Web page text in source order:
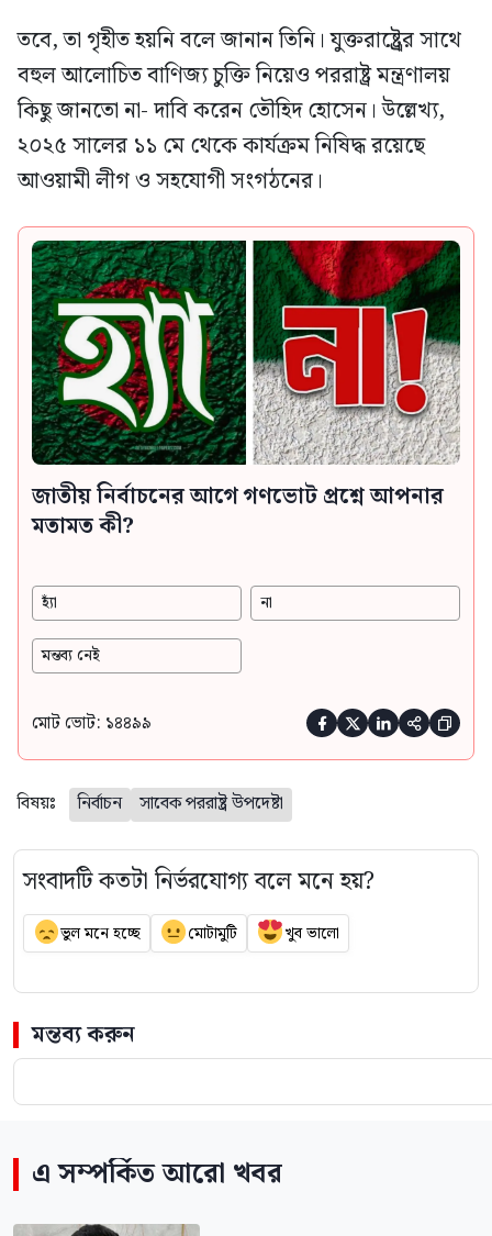
তবে, তা গৃহীত হয়নি বলে জানান তিনি। যুক্তরাষ্ট্র্রের সাথে
বহুল আলোচিত বাণিজ্য চুক্তি নিয়েও পররাষ্ট্র মন্ত্রণালয়
কিছু জানতো না- দাবি করেন তৌহিদ হোসেন। উল্লেখ্য,
২০২৫ সালের ১১ মে থেকে কার্যক্রম নিষিদ্ধ রয়েছে
আওয়ামী লীগ ও সহযোগী সংগঠনের।
জাতীয় নির্বাচনের আগে গণভোট প্রশ্নে আপনার
মতামত কী?
হ্যাঁ না
মন্তব্য নেই
মোট ভোট: ১৪৪৯৯     
বিষয়ঃ নির্বাচন সাবেক পররাষ্ট্র উপদেষ্টা
সংবাদটি কতটা নির্ভরযোগ্য বলে মনে হয়?
ভুল মনে হচ্ছে মোটামুটি খুব ভালো
মন্তব্য করুন
এ সম্পর্কিত আরো খবর